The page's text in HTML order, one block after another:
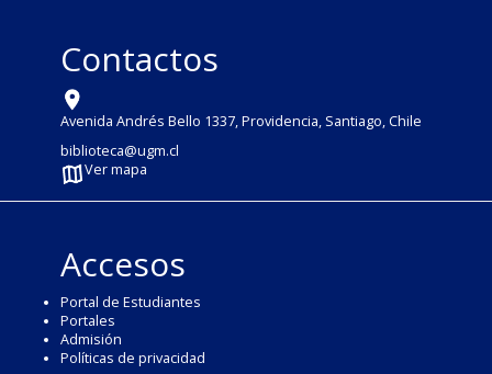
Contactos
Avenida Andrés Bello 1337, Providencia, Santiago, Chile
biblioteca@ugm.cl
Ver mapa
Accesos
Portal de Estudiantes
Portales
Admisión
Políticas de privacidad